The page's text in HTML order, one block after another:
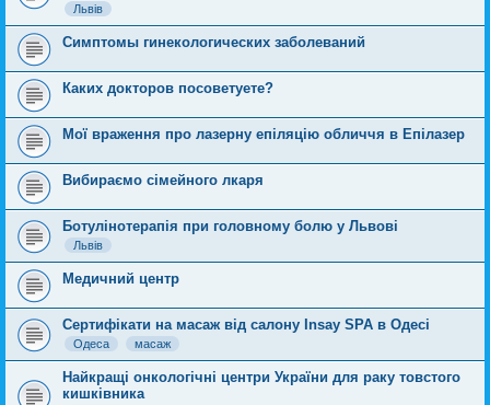
Львів
Симптомы гинекологических заболеваний
Каких докторов посоветуете?
Мої враження про лазерну епіляцію обличчя в Епілазер
Вибираємо сімейного лкаря
Ботулінотерапія при головному болю у Львові
Львів
Медичний центр
Сертифікати на масаж від салону Insay SPA в Одесі
Одеса масаж
Найкращі онкологічні центри України для раку товстого
кишківника